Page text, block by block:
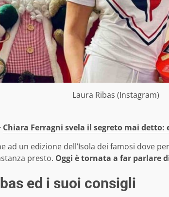
Laura Ribas (Instagram)
Chiara Ferragni svela il segreto mai
ad un edizione dell’Isola dei famosi dove
presto. Oggi è tornata a far parlare
ed i suoi consigli